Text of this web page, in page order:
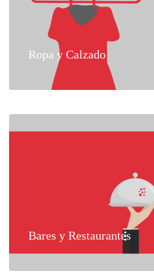
Ropa y Calzado
Bares y Restaurantes